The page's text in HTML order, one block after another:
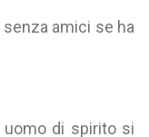
amici se ha
uomo di spirito si